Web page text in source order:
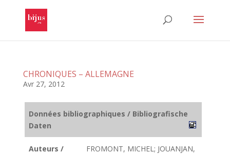
CHRONIQUES – ALLEMAGNE
Avr 27, 2012
Données bibliographiques / Bibliografische
Daten
Auteurs /
FROMONT, MICHEL; JOUANJAN,